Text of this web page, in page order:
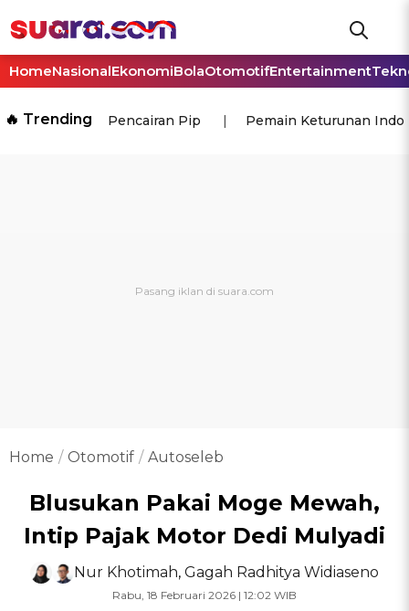
HomeNasionalEkonomiBolaOtomotifEntertainment
🔥 Trending Pencairan Pip Pemain Keturunan
Home Otomotif Autoseleb
Blusukan Pakai Moge Mewah,
Intip Pajak Motor Dedi Mulyadi
Nur Khotimah, Gagah Radhitya Widiaseno
Rabu, 18 Februari 2026 | 12:02 WIB